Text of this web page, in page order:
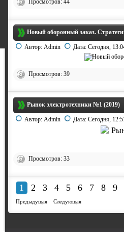
Просмотров: 44
Новый оборонный заказ.
Автор: Admin Дата: Сегодня,
Просмотров: 39
Рынок электротехники №1 (2019)
Автор: Admin Дата: Сегодня,
Просмотров: 33
1 2 3 4 5 6 7 8 9
Предыдущая Следующая